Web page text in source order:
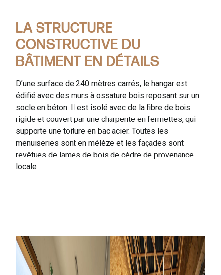
LA STRUCTURE
CONSTRUCTIVE DU
BÂTIMENT EN DÉTAILS
D’une surface de 240 mètres carrés, le hangar est
édifié avec des murs à ossature bois reposant sur un
socle en béton. Il est isolé avec de la fibre de bois
rigide et couvert par une charpente en fermettes, qui
supporte une toiture en bac acier. Toutes les
menuiseries sont en mélèze et les façades sont
revêtues de lames de bois de cèdre de provenance
locale.